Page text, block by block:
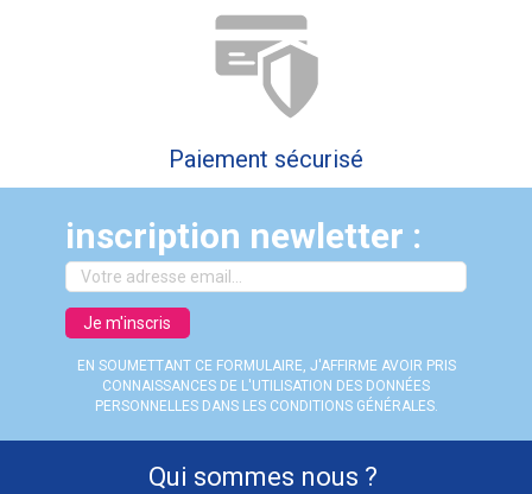
Paiement sécurisé
inscription newletter :
Je m'inscris
EN SOUMETTANT CE FORMULAIRE, J'AFFIRME AVOIR PRIS
CONNAISSANCES DE L'UTILISATION DES DONNÉES
PERSONNELLES DANS LES CONDITIONS GÉNÉRALES.
Qui sommes nous ?